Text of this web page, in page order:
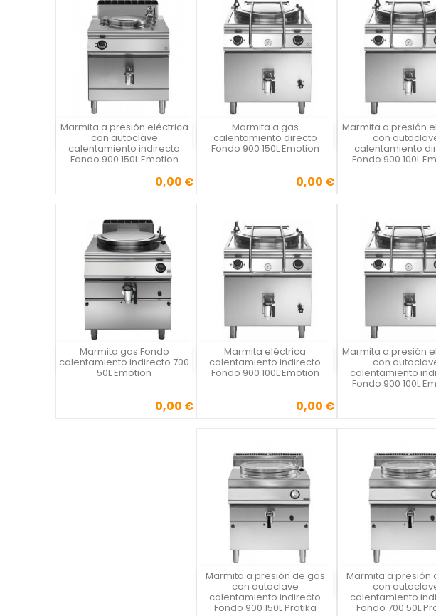
Marmita a presión eléctrica
con autoclave
calentamiento indirecto
Fondo 900 150L Emotion
Precio0,00 €

Vista rápida Marmita a gas
calentamiento directo
Fondo 900 150L Emotion
Precio0,00 €

Vista rápida Marmita a presión
con
calentamiento
Fondo 900 100L
Vista rápida
Marmita gas Fondo
calentamiento indirecto 700
50L Emotion
Precio0,00 €

Vista rápida Marmita eléctrica
calentamiento indirecto
Fondo 900 100L Emotion
Precio0,00 €

Vista rápida Marmita a presión
con
calentamiento
Fondo 900 100L
Vista rápida
Marmita a presión de gas
con autoclave
calentamiento indirecto
Fondo 900 150L Pratika

Vista rápida Marmita a presión
con
calentamiento
Fondo 700 50L
Vista rápida